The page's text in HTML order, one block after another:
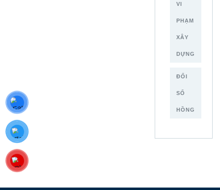
VI
PHẠM
XÂY
DỰNG
ĐỔI
SỔ
HỒNG